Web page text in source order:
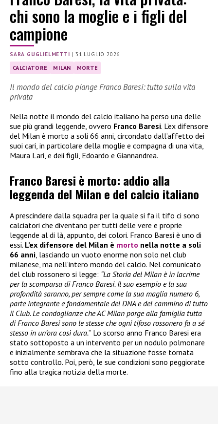
chi sono la moglie e i figli del
campione
SARA GUGLIELMETTI |31 LUGLIO 2026
CALCIATORE MILAN MORTE
Il mondo del calcio piange Franco Baresi: tutto sulla vita
privata
Nella notte il mondo del calcio italiano ha perso una delle
sue più grandi leggende, ovvero Franco Baresi. L’ex difensore
del Milan è morto a soli 66 anni, circondato dall’affetto dei
suoi cari, in particolare della moglie e compagna di una vita,
Maura Lari, e deii figli, Edoardo e Giannandrea.
Franco Baresi è morto: addio alla
leggenda del Milan e del calcio italiano
A prescindere dalla squadra per la quale si fa il tifo ci sono
calciatori che diventano per tutti delle vere e proprie
leggende al di là, appunto, dei colori. Franco Baresi è uno di
essi. L’ex difensore del Milan è morto nella notte a soli
66 anni , lasciando un vuoto enorme non solo nel club
milanese, ma nell’intero mondo del calcio. Nel comunicato
del club rossonero si legge: “La Storia del Milan è in lacrime
per la scomparsa di Franco Baresi. Il suo esempio e la sua
profondità saranno, per sempre come la sua maglia numero 6,
parte integrante e fondamentale del DNA e del cammino di tutto
il Club. Le condoglianze che AC Milan porge alla famiglia tutta
di Franco Baresi sono le stesse che ogni tifoso rossonero fa a sé
stesso in un’ora così dura.” Lo scorso anno Franco Baresi era
stato sottoposto a un intervento per un nodulo polmonare
e inizialmente sembrava che la situazione fosse tornata
sotto controllo. Poi, però, le sue condizioni sono peggiorate
fino alla tragica notizia della morte.